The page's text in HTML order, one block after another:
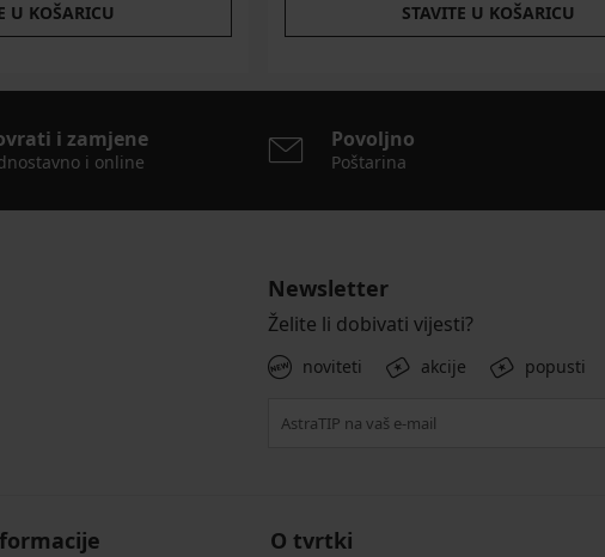
U KOŠARICU STAVITE U KOŠARICU
i zamjene
i online
Povoljno
Poštarina
Newsletter
Želite li dobivati vijesti?
noviteti akcije popusti
O tvrtki